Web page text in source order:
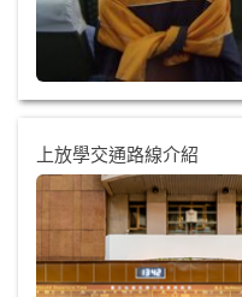
上放學交通路線介紹